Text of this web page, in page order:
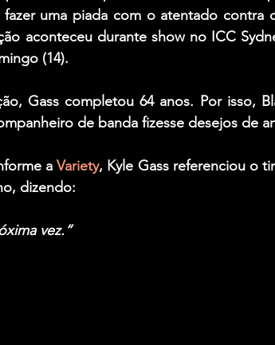
aconteceu durante show no ICC
(14).
Gass completou 64 anos. Por isso,
de banda fizesse desejos de
a Variety, Kyle Gass referenciou o
dizendo:
vez.”